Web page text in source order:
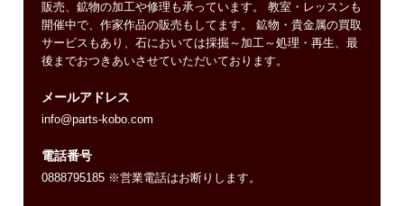
販売、鉱物の加工や修理も承っています。 教室・レッスンも
開催中で、作家作品の販売もしてます。 鉱物・貴金属の買取
サービスもあり、石においては採掘～加工～処理・再生、最
後までおつきあいさせていただいております。
メールアドレス
info@parts-kobo.com
電話番号
0888795185 ※営業電話はお断りします。